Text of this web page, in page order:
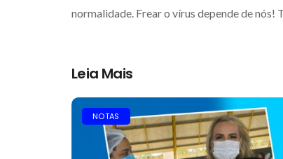
normalidade. Frear o vírus depende de nós!
Leia Mais
NOTAS